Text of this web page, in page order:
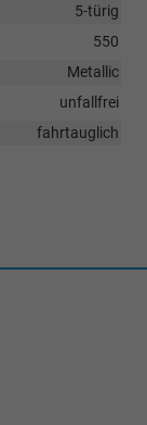
5-türig
550
Metallic
unfallfrei
fahrtauglich